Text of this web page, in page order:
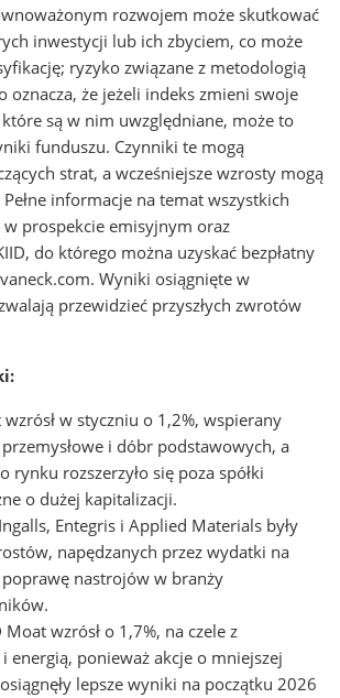
rozwojem może skutkować
inwestycji lub ich zbyciem, co może
ryzyko związane z metodologią
oznacza, że jeżeli indeks zmieni swoje
które są w nim uwzględniane, może to
funduszu. Czynniki te mogą
strat, a wcześniejsze wzrosty mogą
informacje na temat wszystkich
w prospekcie emisyjnym oraz
do którego można uzyskać bezpłatny
Wyniki osiągnięte w
przewidzieć przyszłych zwrotów
w styczniu o 1,2%, wspierany
przemysłowe i dóbr podstawowych, a
rynku rozszerzyło się poza spółki
o dużej kapitalizacji.
Entegris i Applied Materials były
napędzanych przez wydatki na
nastrojów w branży
Moat wzrósł o 1,7%, na czele z
energią, ponieważ akcje o mniejszej
lepsze wyniki na początku 2026